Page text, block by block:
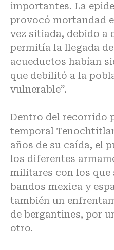
importantes. La
provocó mortandad
vez sitiada, debido a
permitía la llegada
acueductos habían
que debilitó a la
vulnerable”.
Dentro del recorrido
temporal
años de su caída, el
los diferentes
militares con los que
bandos mexica y
también un
de bergantines, por
otro.